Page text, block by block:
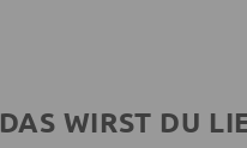
DAS WIRST DU